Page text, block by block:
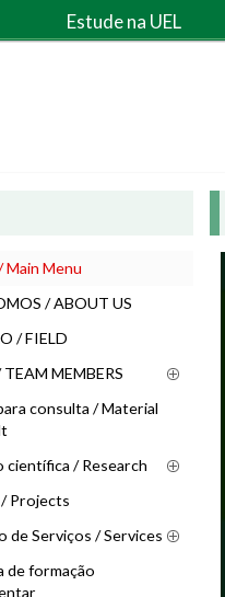
Estude na UEL
Main Menu
/ ABOUT US
/ FIELD
MEMBERS
consulta / Material
científica / Research
Projects
de Serviços / Services
de formação